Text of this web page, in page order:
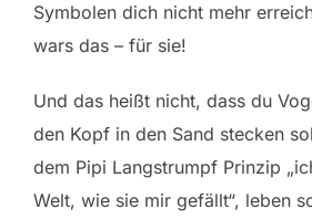
Symbolen dich nicht mehr
wars das – für sie!
Und das heißt nicht, dass du
den Kopf in den Sand stecken
dem Pipi Langstrumpf Prinzip
Welt, wie sie mir gefällt“, leben